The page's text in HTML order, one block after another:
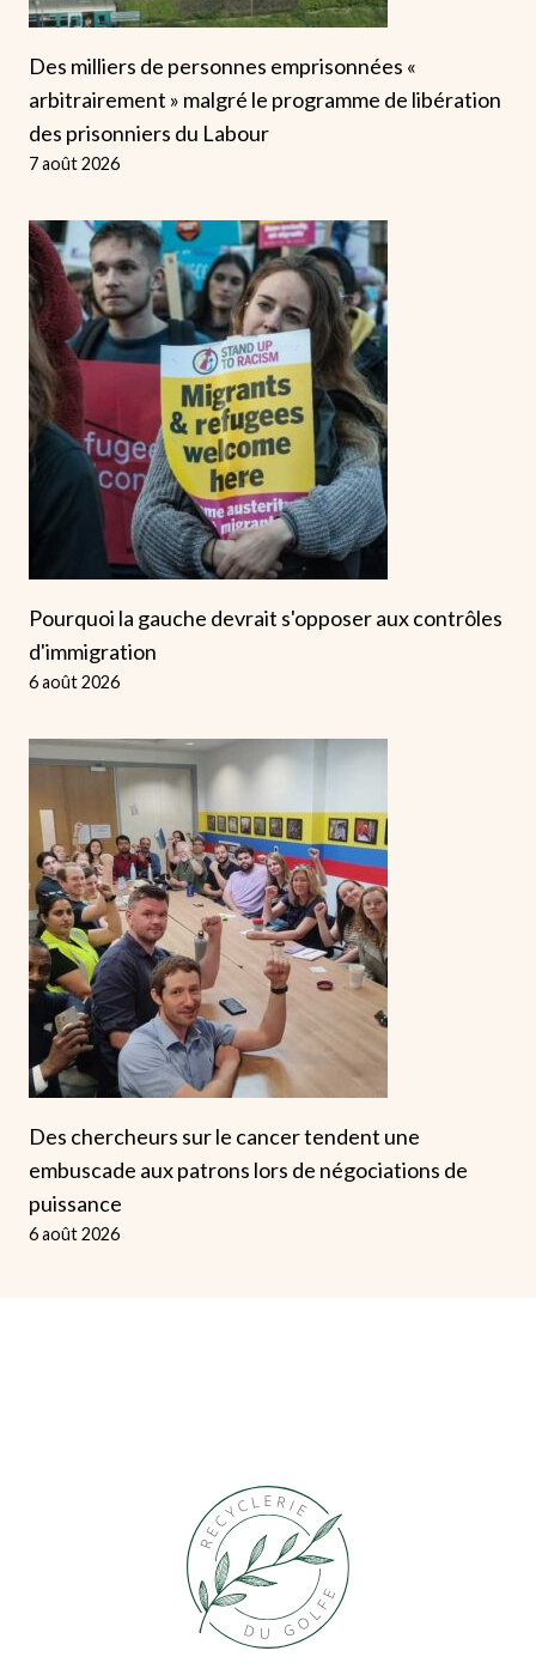
Des milliers de personnes emprisonnées «
arbitrairement » malgré le programme de libération
des prisonniers du Labour
7 août 2026
Pourquoi la gauche devrait s'opposer aux contrôles
d'immigration
6 août 2026
Des chercheurs sur le cancer tendent une
embuscade aux patrons lors de négociations de
puissance
6 août 2026